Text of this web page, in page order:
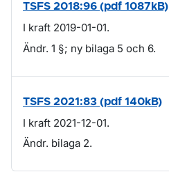
TSFS 2018:96 (pdf 1087kB)
I kraft 2019-01-01.
Ändr. 1 §; ny bilaga 5 och 6.
TSFS 2021:83 (pdf 140kB)
I kraft 2021-12-01.
Ändr. bilaga 2.